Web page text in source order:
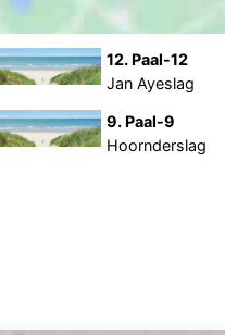
12. Paal-12
Jan Ayeslag
9. Paal-9
Hoornderslag